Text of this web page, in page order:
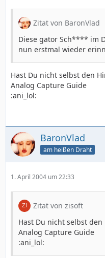
Zitat von BaronVlad
Diese gator Sch**** im
nun erstmal wieder
Hast Du nicht selbst den
Analog Capture Guide
:ani_lol:
BaronVlad
am heißen Draht
1. April 2004 um 22:33
Zitat von zisoft
Hast Du nicht selbst
Analog Capture Guide
:ani_lol: